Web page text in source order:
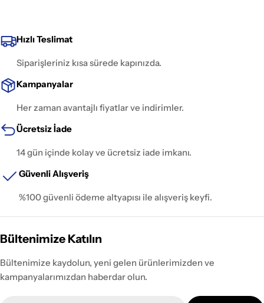
Hızlı Teslimat
Siparişleriniz kısa sürede kapınızda.
Kampanyalar
Her zaman avantajlı fiyatlar ve indirimler.
Ücretsiz İade
14 gün içinde kolay ve ücretsiz iade imkanı.
Güvenli Alışveriş
%100 güvenli ödeme altyapısı ile alışveriş keyfi.
Bültenimize Katılın
Bültenimize kaydolun, yeni gelen ürünlerimizden ve
kampanyalarımızdan haberdar olun.